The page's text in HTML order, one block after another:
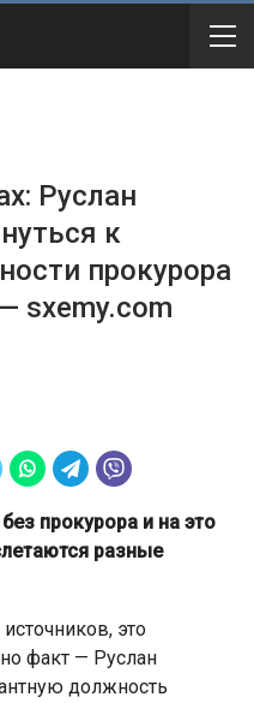
Руслан
к
прокурора
sxemy.com
прокурора и на это
разные
это
факт — Руслан
должность